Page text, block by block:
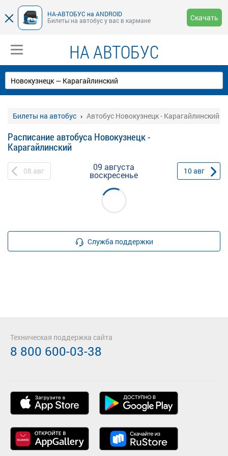
НА-АВТОБУС на ANDROID
Билеты на автобус у вас в кармане
Скачать
НА АВТОБУС
Билеты на автобус Автобус Новокузнецк - Карагайлинский
Расписание автобуса Новокузнецк -
Карагайлинский
08 авг 09 августа
воскресенье 10авг
Служба поддержки
Техническая поддержка сайта
8 800 600-03-38